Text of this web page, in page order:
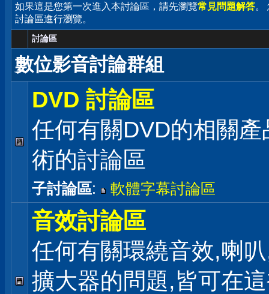
如果這是您第一次進入本討論區，請先瀏覽常見問題解答。
討論區進行瀏覽。
討論區
數位影音討論群組
DVD 討論區
任何有關DVD的相關
術的討論區
子討論區: 軟體字幕討論區
音效討論區
任何有關環繞音效,喇
擴大器的問題,皆可在